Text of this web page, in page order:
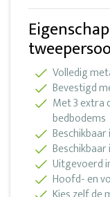
Volledig
Bevestigd
Met 3 extra
bedbodems
Uitgevoerd
Hoofd- en